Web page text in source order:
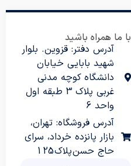
با ما همراه باشید
آدرس دفتر: قزوین. بلوار
شهید بابایی خیابان
دانشگاه کوچه مدنی
غربی پلاک 3 طبقه اول
واحد 6
آدرس فروشگاه: تهران،
بازار پانزده خرداد، سرای
حاج حسن پلاک 125